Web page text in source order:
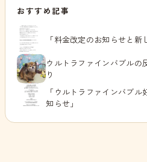
おすすめ記事
「料金改定のお知らせと新
ウルトラファインバブル
り
「ウルトラファインバブ
知らせ」